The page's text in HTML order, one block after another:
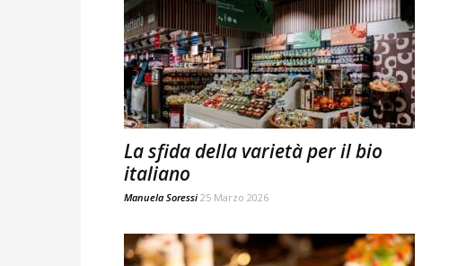
La sfida della varietà per il bio
italiano
Manuela Soressi 25 Marzo 2026